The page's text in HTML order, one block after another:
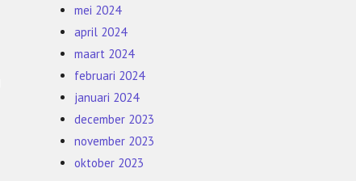
mei 2024
april 2024
maart 2024
februari 2024
januari 2024
december 2023
november 2023
oktober 2023